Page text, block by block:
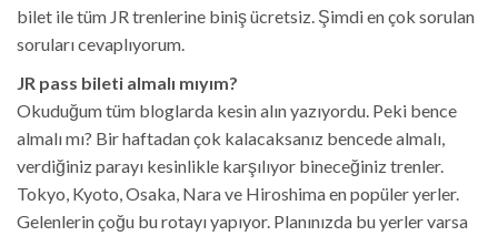
bilet ile tüm JR trenlerine biniş ücretsiz. Şimdi en çok sorulan
soruları cevaplıyorum.
JR pass bileti almalı mıyım?
Okuduğum tüm bloglarda kesin alın yazıyordu. Peki bence
almalı mı? Bir haftadan çok kalacaksanız bencede almalı,
verdiğiniz parayı kesinlikle karşılıyor bineceğiniz trenler.
Tokyo, Kyoto, Osaka, Nara ve Hiroshima en popüler yerler.
Gelenlerin çoğu bu rotayı yapıyor. Planınızda bu yerler varsa